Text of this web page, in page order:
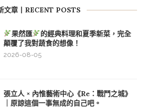
文章丨RECENT POSTS
果然匯
的經典料理和夏季新菜，完全
顛覆了我對蔬食的想像！
2026-08-05
張立人 × 內惟藝術中心《Re：戰鬥之城》
｜原諒這個一事無成的自己吧。